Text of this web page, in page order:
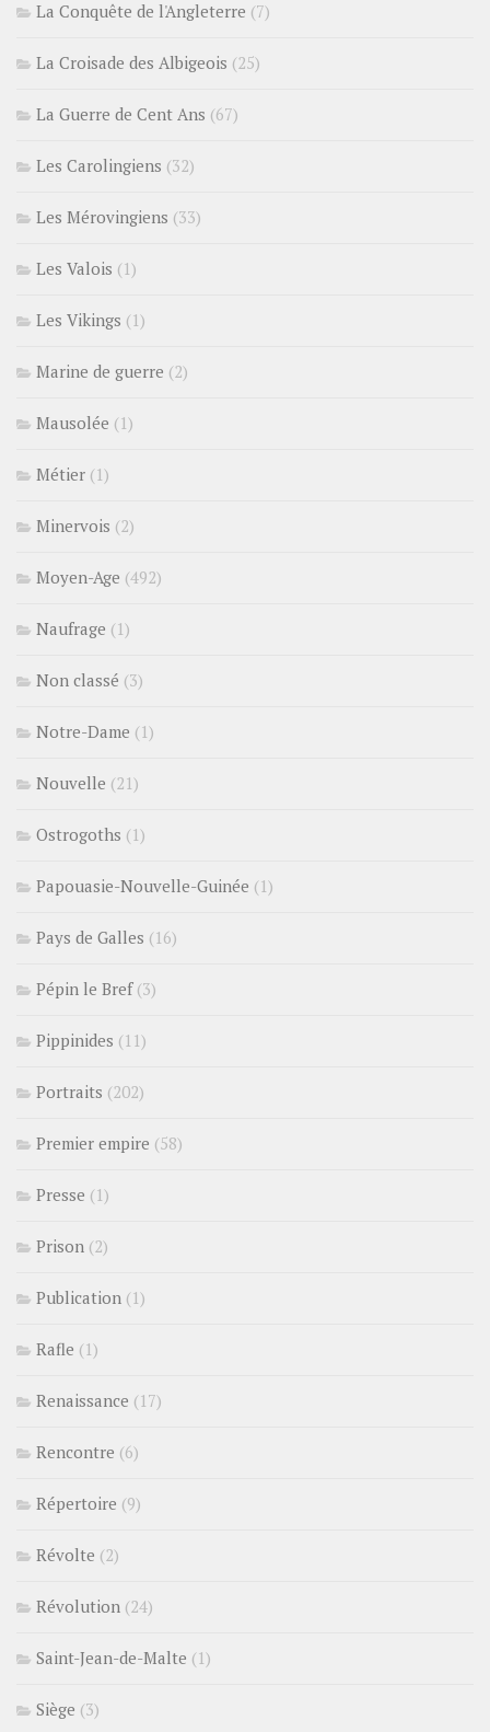
La Conquête de l'Angleterre (7)
La Croisade des Albigeois (25)
La Guerre de Cent Ans (67)
Les Carolingiens (32)
Les Mérovingiens (33)
Les Valois (1)
Les Vikings (1)
Marine de guerre (2)
Mausolée (1)
Métier (1)
Minervois (2)
Moyen-Age (492)
Naufrage (1)
Non classé (3)
Notre-Dame (1)
Nouvelle (21)
Ostrogoths (1)
Papouasie-Nouvelle-Guinée (1)
Pays de Galles (16)
Pépin le Bref(3)
Pippinides (11)
Portraits (202)
Premier empire (58)
Presse (1)
Prison (2)
Publication (1)
Rafle (1)
Renaissance (17)
Rencontre (6)
Répertoire (9)
Révolte (2)
Révolution (24)
Saint-Jean-de-Malte (1)
Siège (3)